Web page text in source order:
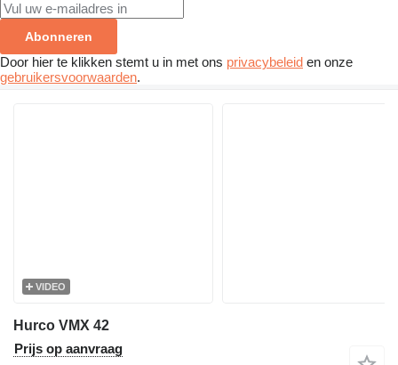
Abonneren
Door hier te klikken stemt u in met ons privacybeleid en onze
gebruikersvoorwaarden.
VIDEO
Hurco VMX 42
Prijs op aanvraag